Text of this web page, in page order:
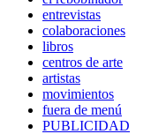
entrevistas
colaboraciones
libros
centros de arte
artistas
movimientos
fuera de menú
PUBLICIDAD